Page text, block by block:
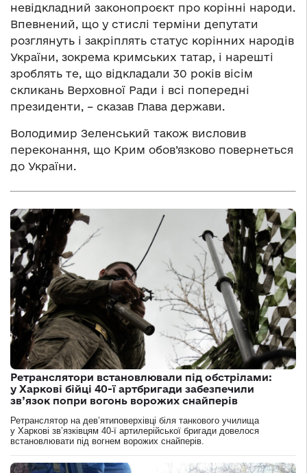
невідкладний законопроєкт про корінні народи.
Впевнений, що у стислі терміни депутати
розглянуть і закріплять статус корінних народів
України, зокрема кримських татар, і нарешті
зроблять те, що відкладали 30 років вісім
скликань Верховної Ради і всі попередні
президенти, – сказав Глава держави.
Володимир Зеленський також висловив
переконання, що Крим обов’язково повернеться
до України.
Ретранслятори встановлювали під обстрілами:
у Харкові бійці 40-ї артбригади забезпечили
зв’язок попри вогонь ворожих снайперів
Ретранслятор на дев’ятиповерхівці біля танкового училища
у Харкові зв’язківцям 40-ї артилерійської бригади довелося
встановлювати під вогнем ворожих снайперів.